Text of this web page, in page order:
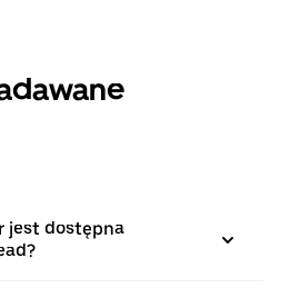
jest dostępna